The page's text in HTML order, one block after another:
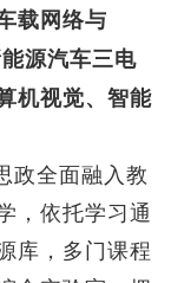
载网络与
源汽车三电
机视觉、智能
政全面融入教
，依托学习通
库，多门课程